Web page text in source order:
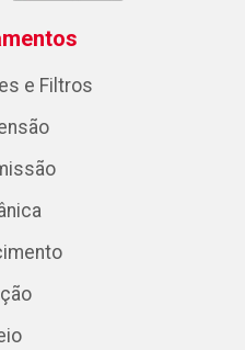
e Filtros